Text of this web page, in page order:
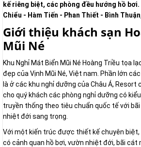
kế riêng biệt, các phòng đều hướng hồ
Chiểu - Hàm Tiến - Phan Thiết - Bình
Giới thiệu khách sạn
Mũi Né
Khu Nghỉ Mát Biển Mũi Né Hoàng Triều tọa
đẹp của Vịnh Mũi Né, Việt nam. Phần lớn
là ở các khu nghỉ dưỡng của Châu Á, Resort
cho quý khách các phòng nghỉ dưỡng có
truyền thống theo tiêu chuẩn quốc tế với bãi
nhiệt đới sang trọng.
Với một kiến trúc được thiết kế chuyên
có cảnh quan hồ bơi, vườn nhiệt đới, bãi cát